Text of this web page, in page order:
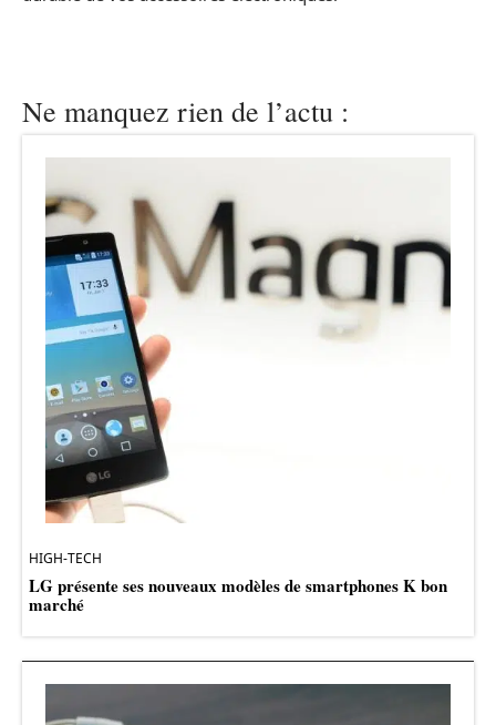
Ne manquez rien de l’actu :
HIGH-TECH
LG présente ses nouveaux modèles de smartphones K bon
marché